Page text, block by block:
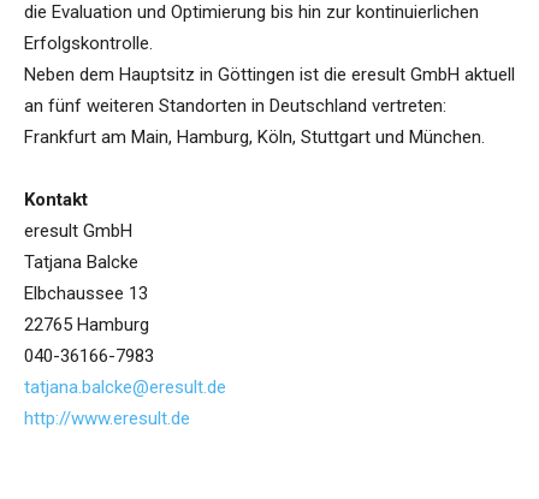
die Evaluation und Optimierung bis hin zur kontinuierlichen
Erfolgskontrolle.
Neben dem Hauptsitz in Göttingen ist die eresult GmbH aktuell
an fünf weiteren Standorten in Deutschland vertreten:
Frankfurt am Main, Hamburg, Köln, Stuttgart und München.
Kontakt
eresult GmbH
Tatjana Balcke
Elbchaussee 13
22765 Hamburg
040-36166-7983
tatjana.balcke@eresult.de
http://www.eresult.de